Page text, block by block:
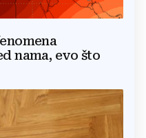
nama, evo što